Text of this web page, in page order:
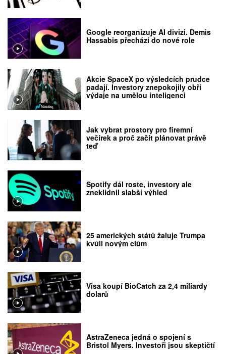
Google reorganizuje AI divizi. Demis
Hassabis přechází do nové role
Akcie SpaceX po výsledcích prudce
padají. Investory znepokojily obří
výdaje na umělou inteligenci
Jak vybrat prostory pro firemní
večírek a proč začít plánovat právě
teď
Spotify dál roste, investory ale
zneklidnil slabší výhled
25 amerických států žaluje Trumpa
kvůli novým clům
Visa koupí BioCatch za 2,4 miliardy
dolarů
AstraZeneca jedná o spojení s
Bristol Myers. Investoři jsou skeptičtí